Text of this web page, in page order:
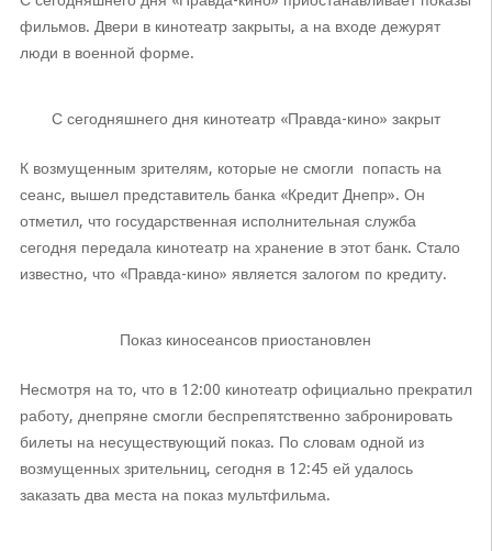
фильмов. Двери в кинотеатр закрыты, а на входе дежурят
люди в военной форме.
С сегодняшнего дня кинотеатр «Правда-кино» закрыт
К возмущенным зрителям, которые не смогли попасть на
сеанс, вышел представитель банка «Кредит Днепр». Он
отметил, что государственная исполнительная служба
сегодня передала кинотеатр на хранение в этот банк. Стало
известно, что «Правда-кино» является залогом по кредиту.
Показ киносеансов приостановлен
Несмотря на то, что в 12:00 кинотеатр официально прекратил
работу, днепряне смогли беспрепятственно забронировать
билеты на несуществующий показ. По словам одной из
возмущенных зрительниц, сегодня в 12:45 ей удалось
заказать два места на показ мультфильма.